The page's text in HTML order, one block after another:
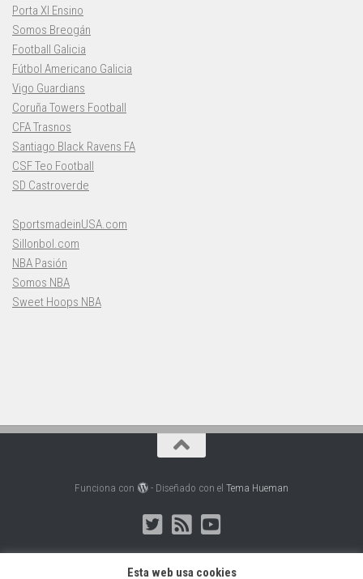
Porta XI Ensino
Somos Breogán
Football Galicia
Fútbol Americano Galicia
Vigo Guardians
Coruña Towers Football
CFA Trasnos
Santiago Black Ravens FA
CSF Teo Football
SD Castroverde
SportsmadeinUSA.com
Sillonbol.com
NBA Pasión
Somos NBA
Sweet Hoops NBA
Funciona con - Diseñado con el Tema Hueman
Esta web usa cookies